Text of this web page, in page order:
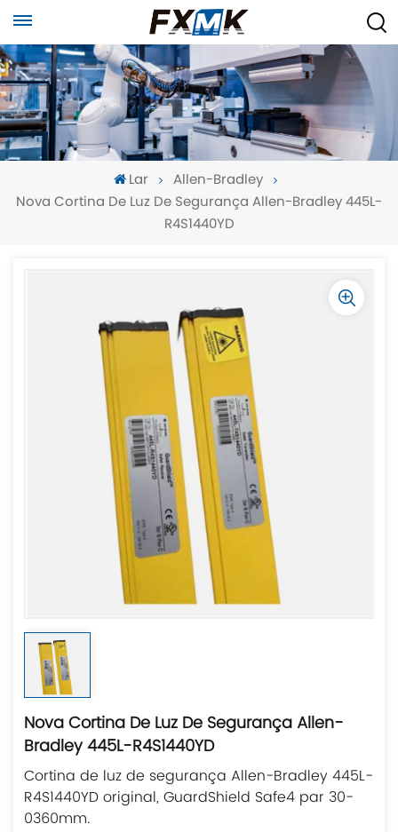
Lar
Allen-Bradley
Nova Cortina De Luz De Segurança Allen-Bradley 445L-
R4S1440YD
Nova Cortina De Luz De Segurança Allen-
Bradley 445L-R4S1440YD
Cortina de luz de segurança Allen-Bradley 445L-
R4S1440YD original, GuardShield Safe4 par 30-
0360mm.